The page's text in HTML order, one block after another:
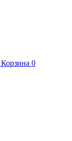
Корзина 0